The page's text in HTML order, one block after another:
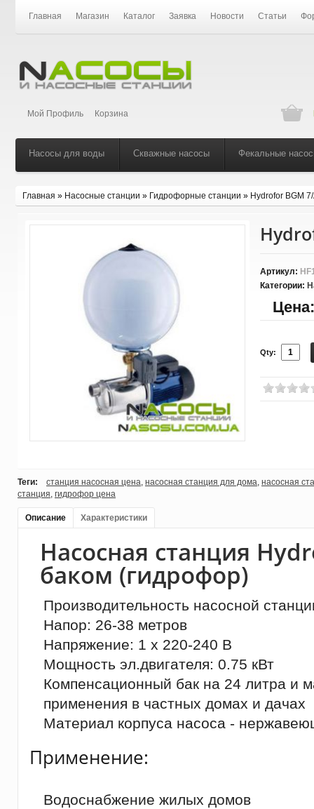
Главная Магазин Каталог Заявка Новости Статьи
Мой Профиль Корзина
Насосы для воды Скважные насосы Фекальные
Главная » Насосные станции » Гидрофорные станции » Hydrofor BGM
Артикул:
Категории:
Цена:
Qty:
Теги: станция насосная цена, насосная станция для дома, насосная
станция, гидрофор цена
Описание Характеристики
Насосная станция
баком (гидрофор)
Производительность насосной
Напор: 26-38 метров
Напряжение: 1 x 220-240 В
Мощность эл.двигателя: 0.75 кВт
Компенсационный бак на 24 литра и
применения в частных домах и дачах
Материал корпуса насоса -
Применение:
Водоснабжение жилых домов